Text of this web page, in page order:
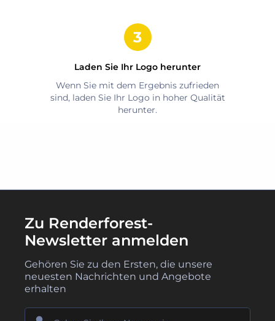
Laden Sie Ihr Logo herunter
Wenn Sie mit dem Ergebnis zufrieden
sind, laden Sie Ihr Logo in hoher Qualität
herunter.
Zu Renderforest-
Newsletter anmelden
Gehören Sie zu den Ersten, die unsere
neuesten Nachrichten und Angebote
erhalten